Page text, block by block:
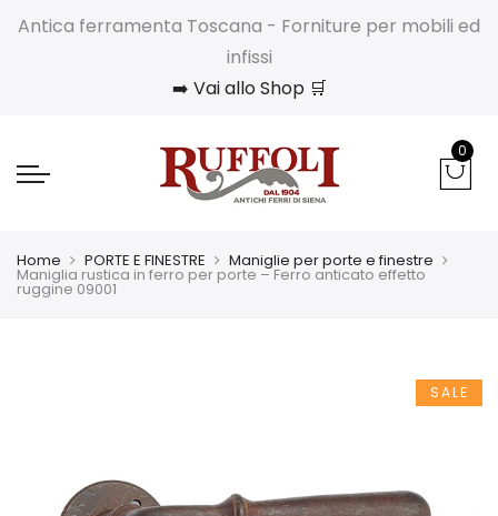
Antica ferramenta Toscana - Forniture per mobili ed
infissi
➡️ Vai allo Shop 🛒
0
Home PORTE E FINESTRE Maniglie per porte e finestre
Maniglia rustica in ferro per porte – Ferro anticato effetto
ruggine 09001
SALE